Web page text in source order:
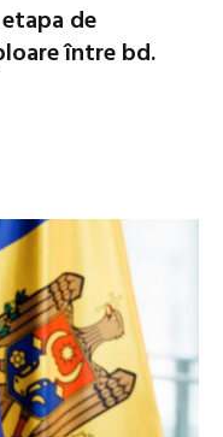
de
între bd.